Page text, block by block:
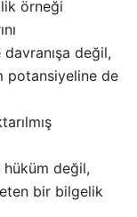
örneği
değil,
potansiyeline de
hüküm değil,
bir bilgelik